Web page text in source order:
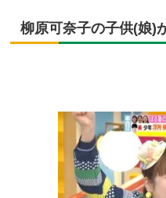
柳原可奈子の子供(娘)